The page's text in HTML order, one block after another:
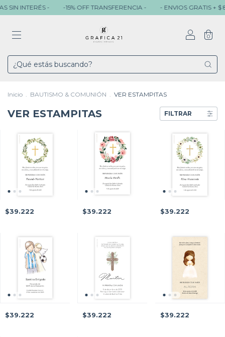
INTERÉS - -15% OFF TRANSFERENCIA - - ENVIOS GRATIS + $
0
Inicio . BAUTISMO & COMUNIÓN . VER ESTAMPITAS
VER ESTAMPITAS FILTRAR
$39.222 $39.222 $39.222
$39.222 $39.222 $39.222